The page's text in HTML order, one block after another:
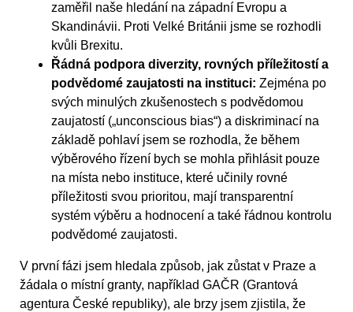
zaměřil naše hledání na západní Evropu a
Skandinávii. Proti Velké Británii jsme se rozhodli
kvůli Brexitu.
Řádná podpora diverzity, rovných příležitostí a
podvědomé zaujatosti na instituci: Zejména po
svých minulých zkušenostech s podvědomou
zaujatostí („unconscious bias“) a diskriminací na
základě pohlaví jsem se rozhodla, že během
výběrového řízení bych se mohla přihlásit pouze
na místa nebo instituce, které učinily rovné
příležitosti svou prioritou, mají transparentní
systém výběru a hodnocení a také řádnou kontrolu
podvědomé zaujatosti.
V první fázi jsem hledala způsob, jak zůstat v Praze a
žádala o místní granty, například GAČR (Grantová
agentura České republiky), ale brzy jsem zjistila, že